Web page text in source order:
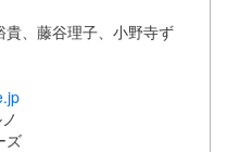
、藤谷理子、小野寺ず
ズ